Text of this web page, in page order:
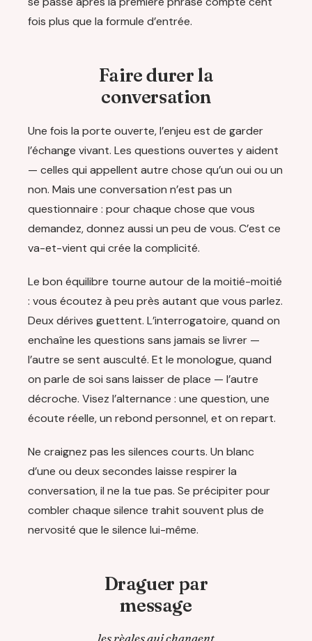
fois plus que la formule d’entrée.
Faire durer la
conversation
Une fois la porte ouverte, l’enjeu est de garder
l’échange vivant. Les questions ouvertes y aident
— celles qui appellent autre chose qu’un oui ou un
non. Mais une conversation n’est pas un
questionnaire : pour chaque chose que vous
demandez, donnez aussi un peu de vous. C’est ce
va-et-vient qui crée la complicité.
Le bon équilibre tourne autour de la moitié-moitié
: vous écoutez à peu près autant que vous parlez.
Deux dérives guettent. L’interrogatoire, quand on
enchaîne les questions sans jamais se livrer —
l’autre se sent ausculté. Et le monologue, quand
on parle de soi sans laisser de place — l’autre
décroche. Visez l’alternance : une question, une
écoute réelle, un rebond personnel, et on repart.
Ne craignez pas les silences courts. Un blanc
d’une ou deux secondes laisse respirer la
conversation, il ne la tue pas. Se précipiter pour
combler chaque silence trahit souvent plus de
nervosité que le silence lui-même.
Draguer par
message
les règles qui changent